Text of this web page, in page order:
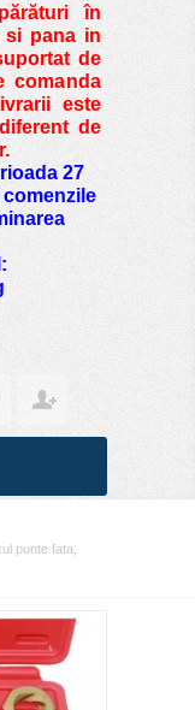
în
pana in
de
comanda
este
de
27
punte fata,